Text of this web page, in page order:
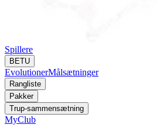
Spillere
BETU
EvolutionerMålsætninger
Rangliste
Pakker
Trup-sammensætning
MyClub